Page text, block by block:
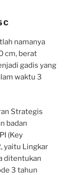
namanya
cm, berat
gadis yang
waktu 3
Strategis
badan
(Key
yaitu Lingkar
ditentukan
3 tahun